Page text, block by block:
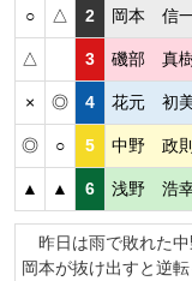
○ △ 2 岡本 信
△ 3 磯部 真
× ◎ 4 花元 初
◎ ○ 5 中野 政
▲ ▲ 6 浅野 浩
昨日は雨で敗れた中
岡本が抜け出すと逆